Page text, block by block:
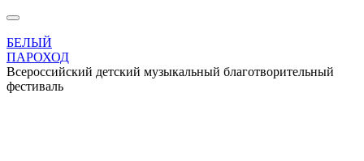
БЕЛЫЙ
ПАРОХОД
Всероссийский детский музыкальный благотворительный
фестиваль